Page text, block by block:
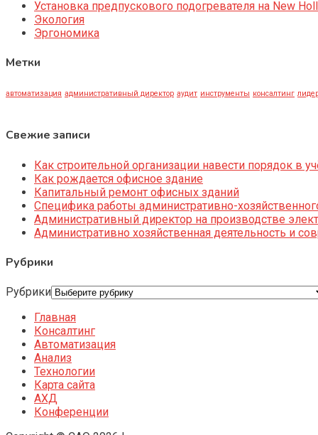
Установка предпускового подогревателя на New
Экология
Эргономика
Метки
автоматизация административный директор аудит инструменты консалтинг
Свежие записи
Как строительной организации навести порядок в
Как рождается офисное здание
Капитальный ремонт офисных зданий
Специфика работы административно-
Административный директор на производстве
Административно хозяйственная деятельность и
Рубрики
Рубрики
Главная
Консалтинг
Автоматизация
Анализ
Технологии
Карта сайта
АХД
Конференции